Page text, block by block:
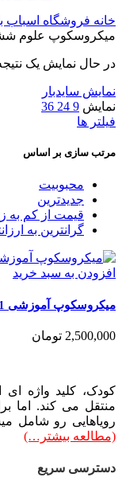
خانه فروشگاه اسباب
میکروسکوپ علوم
در حال نمایش یک
نمایش سایدبار
نمایش 9
24
36
فیلتر ها
مرتب سازی بر اساس
محبوبیت
جدیدترین
قیمت از کم به
گرانترین به
افزودن به سبد خرید
میکروسکوپ آموزشی SD221
2,500,000 تومان
کودک، کلید واژه
منتقل می کند. اما
رویاهایی رو شامل میشه که تا 100
(مطالعه بیشتر…)
دسترسی سریع